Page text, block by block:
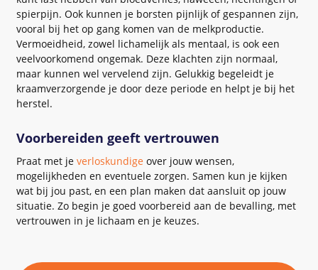
spierpijn. Ook kunnen je borsten pijnlijk of gespannen zijn,
vooral bij het op gang komen van de melkproductie.
Vermoeidheid, zowel lichamelijk als mentaal, is ook een
veelvoorkomend ongemak. Deze klachten zijn normaal,
maar kunnen wel vervelend zijn. Gelukkig begeleidt je
kraamverzorgende je door deze periode en helpt je bij het
herstel.
Voorbereiden geeft vertrouwen
Praat met je verloskundigeover jouw wensen,
mogelijkheden en eventuele zorgen. Samen kun je kijken
wat bij jou past, en een plan maken dat aansluit op jouw
situatie. Zo begin je goed voorbereid aan de bevalling, met
vertrouwen in je lichaam en je keuzes.